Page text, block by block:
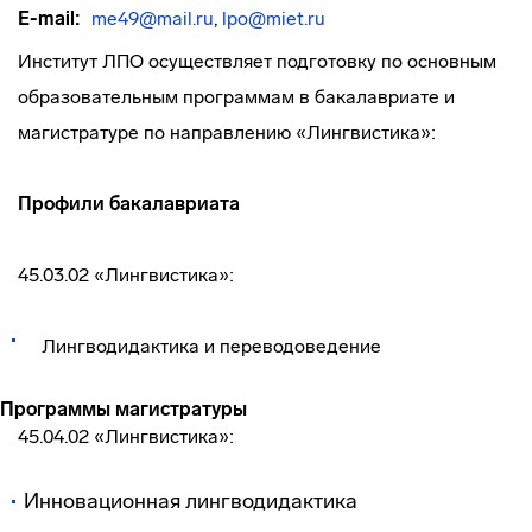
E-mail: me49@mail.ru, lpo@miet.ru
Институт ЛПО осуществляет подготовку по основным
образовательным программам в бакалавриате и
магистратуре по направлению «Лингвистика»:
Профили бакалавриата
45.03.02 «Лингвистика»:
Лингводидактика и переводоведение
Программы магистратуры
45.04.02 «Лингвистика»:
Инновационная лингводидактика